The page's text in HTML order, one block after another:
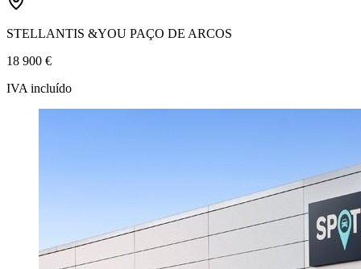
STELLANTIS &YOU PAÇO DE ARCOS
18 900 €
IVA incluído